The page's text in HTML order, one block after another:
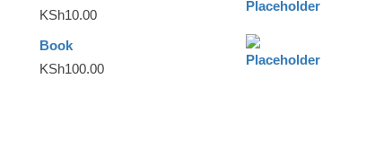
KSh10.00
Book
KSh100.00